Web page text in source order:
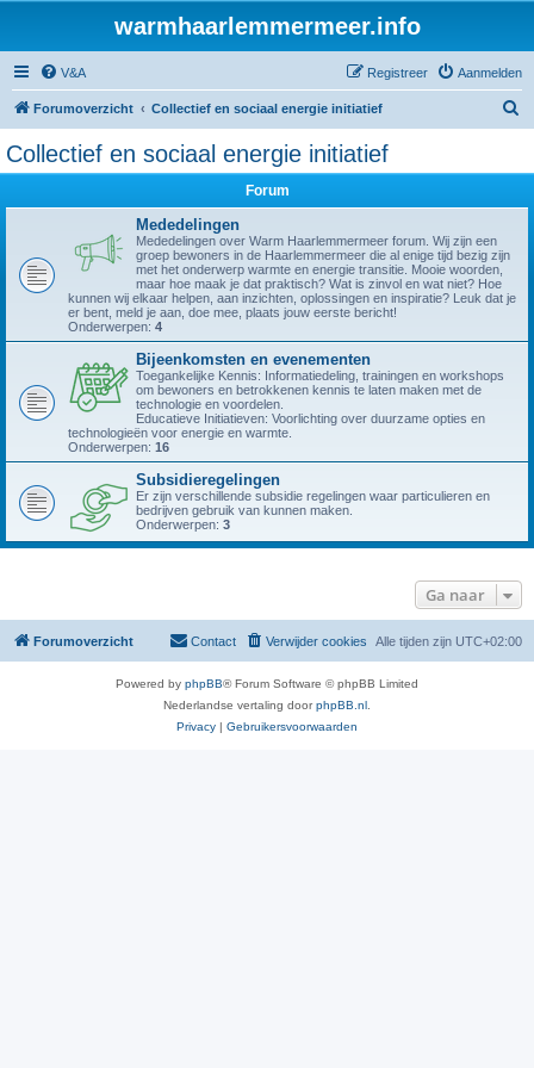
warmhaarlemmermeer.info
V&A Aanmelden
Registreer
Forumoverzicht Collectief en sociaal energie initiatief
Collectief en sociaal energie initiatief
Forum
Mededelingen
Mededelingen over Warm Haarlemmermeer forum. Wij zijn een
groep bewoners in de Haarlemmermeer die al enige tijd bezig zijn
met het onderwerp warmte en energie transitie. Mooie woorden,
maar hoe maak je dat praktisch? Wat is zinvol en wat niet? Hoe
kunnen wij elkaar helpen, aan inzichten, oplossingen en inspiratie? Leuk dat je
er bent, meld je aan, doe mee, plaats jouw eerste bericht!
Onderwerpen: 4
Bijeenkomsten en evenementen
Toegankelijke Kennis: Informatiedeling, trainingen en workshops
om bewoners en betrokkenen kennis te laten maken met de
technologie en voordelen.
Educatieve Initiatieven: Voorlichting over duurzame opties en
technologieën voor energie en warmte.
Onderwerpen: 16
Subsidieregelingen
Er zijn verschillende subsidie regelingen waar particulieren en
bedrijven gebruik van kunnen maken.
Onderwerpen: 3
Ga naar
Forumoverzicht Alle tijden zijn UTC+02:00
Verwijder cookies
Contact
Powered by phpBB® Forum Software © phpBB Limited
Nederlandse vertaling doorphpBB.nl
Privacy | Gebruikersvoorwaarden